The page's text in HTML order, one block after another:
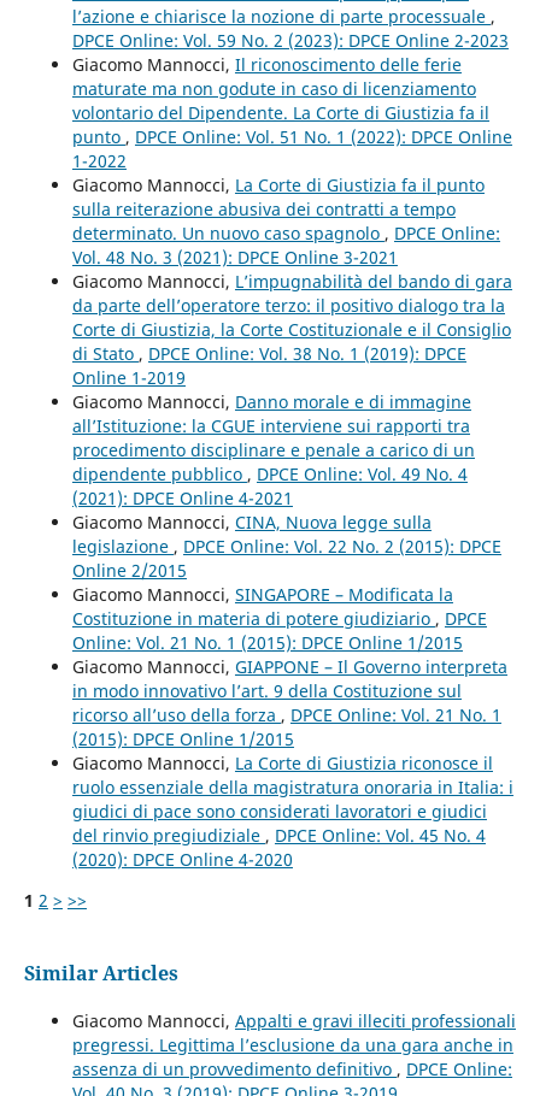
l’azione e chiarisce la nozione di parte processuale ,
DPCE Online: Vol. 59 No. 2 (2023): DPCE Online 2-2023
Giacomo Mannocci, Il riconoscimento delle ferie
maturate ma non godute in caso di licenziamento
volontario del Dipendente. La Corte di Giustizia fa il
punto , DPCE Online: Vol. 51 No. 1 (2022): DPCE Online
1-2022
Giacomo Mannocci, La Corte di Giustizia fa il punto
sulla reiterazione abusiva dei contratti a tempo
determinato. Un nuovo caso spagnolo , DPCE Online:
Vol. 48 No. 3 (2021): DPCE Online 3-2021
Giacomo Mannocci, L’impugnabilità del bando di gara
da parte dell’operatore terzo: il positivo dialogo tra la
Corte di Giustizia, la Corte Costituzionale e il Consiglio
di Stato , DPCE Online: Vol. 38 No. 1 (2019): DPCE
Online 1-2019
Giacomo Mannocci, Danno morale e di immagine
all’Istituzione: la CGUE interviene sui rapporti tra
procedimento disciplinare e penale a carico di un
dipendente pubblico , DPCE Online: Vol. 49 No. 4
(2021): DPCE Online 4-2021
Giacomo Mannocci, CINA, Nuova legge sulla
legislazione , DPCE Online: Vol. 22 No. 2 (2015): DPCE
Online 2/2015
Giacomo Mannocci, SINGAPORE – Modificata la
Costituzione in materia di potere giudiziario , DPCE
Online: Vol. 21 No. 1 (2015): DPCE Online 1/2015
Giacomo Mannocci, GIAPPONE – Il Governo interpreta
in modo innovativo l’art. 9 della Costituzione sul
ricorso all’uso della forza , DPCE Online: Vol. 21 No. 1
(2015): DPCE Online 1/2015
Giacomo Mannocci, La Corte di Giustizia riconosce il
ruolo essenziale della magistratura onoraria in Italia: i
giudici di pace sono considerati lavoratori e giudici
del rinvio pregiudiziale , DPCE Online: Vol. 45 No. 4
(2020): DPCE Online 4-2020
1 2 > >>
Similar Articles
Giacomo Mannocci, Appalti e gravi illeciti professionali
pregressi. Legittima l’esclusione da una gara anche in
assenza di un provvedimento definitivo , DPCE Online: